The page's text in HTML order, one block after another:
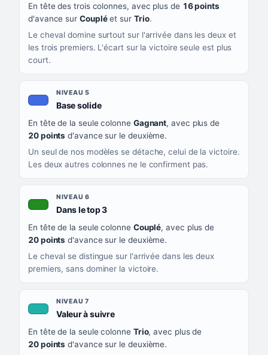
En tête des trois colonnes, avec plus de 16 points
d'avance sur Coupléet sur Trio.
Le cheval domine surtout sur l'arrivée dans les deux et
les trois premiers. L'écart sur la victoire seule est plus
court.
NIVEAU 5
Base solide, couleur bleu roi
En tête de la seule colonne Gagnant, avec plus de
20 points d'avance sur le deuxième.
Un seul de nos modèles se détache, celui de la victoire.
Les deux autres colonnes ne le confirment pas.
NIVEAU 6
Dans le top 3, couleur verte
En tête de la seule colonne Couplé, avec plus de
20 points d'avance sur le deuxième.
Le cheval se distingue sur l'arrivée dans les deux
premiers, sans dominer la victoire.
NIVEAU 7
Valeur à suivre, couleur turquoise
En tête de la seule colonne Trio, avec plus de
20 points d'avance sur le deuxième.